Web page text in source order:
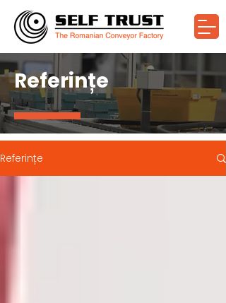
Referințe
Referințe